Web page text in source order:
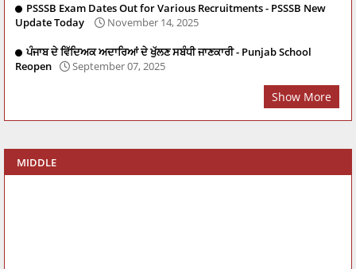
PSSSB Exam Dates Out for Various Recruitments - PSSSB New
Update Today
November 14, 2025
ਪੰਜਾਬ ਦੇ ਵਿੱਦਿਅਕ ਅਦਾਰਿਆਂ ਦੇ ਖੁੱਲਣ ਸਬੰਧੀ ਜਾਣਕਾਰੀ - Punjab School
Reopen
September 07, 2025
Show More
MIDDLE